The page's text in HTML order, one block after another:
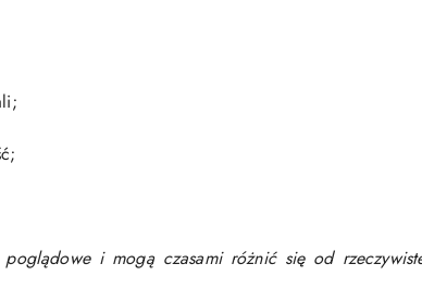
i mogą czasami różnić się od